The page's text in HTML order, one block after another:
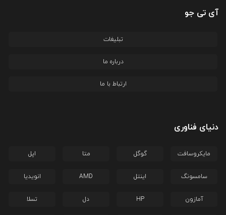
آی تی جو
تبلیغات
درباره ما
ارتباط با ما
دنیای فناوری
مایکروسافت گوگل متا اپل
سامسونگ اینتل AMD انویدیا
آمازون HP دل تسلا